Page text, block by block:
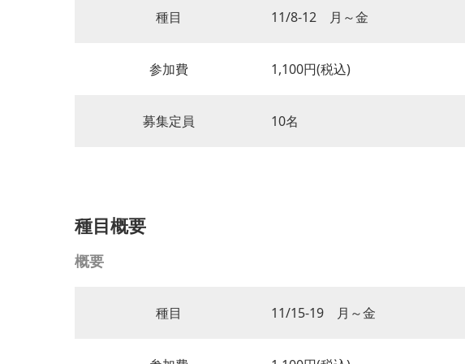
種目 11/8-12 月～金
参加費 1,100円(税込)
募集定員 10名
種目概要
概要
種目 11/15-19 月～金